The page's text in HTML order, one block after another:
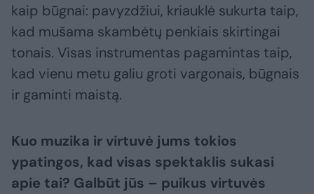
kaip būgnai: pavyzdžiui, kriauklė sukurta taip,
kad mušama skambėtų penkiais skirtingai
tonais. Visas instrumentas pagamintas taip,
kad vienu metu galiu groti vargonais, būgnais
ir gaminti maistą.
Kuo muzika ir virtuvė jums tokios
ypatingos, kad visas spektaklis sukasi
apie tai? Galbūt jūs – puikus virtuvės